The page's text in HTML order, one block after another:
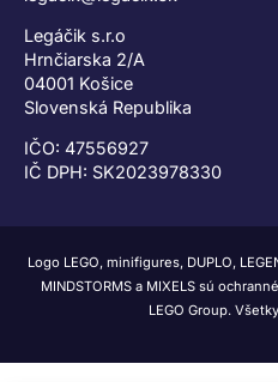
Legáčik s.r.o
Hrnčiarska 2/A
04001 Košice
Slovenská Republika
IČO: 47556927
IČ DPH: SK2023978330
Logo LEGO, minifigures, DUPLO,
MINDSTORMS a MIXELS sú
LEGO Group.